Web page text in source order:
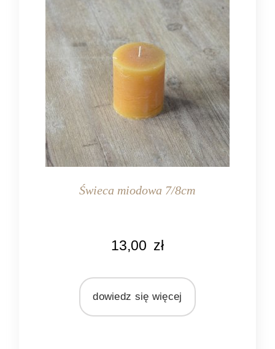
Świeca miodowa 7/8cm
bezzapachowa
13,00 zł
dowiedz się więcej